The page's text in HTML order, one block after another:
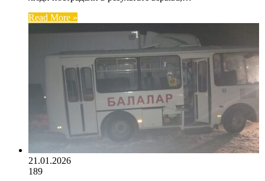
Read More »
21.01.2026
189